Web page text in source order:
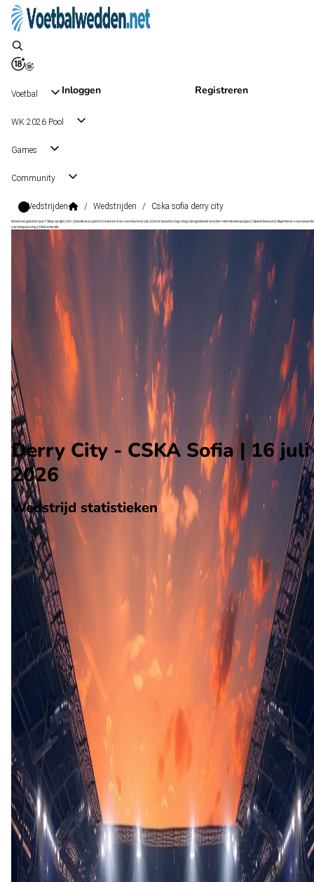
Inloggen Registreren
Voetbal
WK 2026 Pool
Games
Community
Wedstrijden / Wedstrijden / Cska sofia derry city
Wat kost gokken jou? Stop op tijd | 18+ | loketkansspel.nl | Gokken kan verslavend zijn | Deze boodschap mag niet gedeeld worden met minderjarigen | Speel bewust | Algemene
van toepassing | #Advertentie
Europa League Qualification , Internationaal
, Internationaal
CSKA Sofia
Alle wedstrijden
Derry City - CSKA Sofia
Opstellingen
Voorspelling
Voorbeschouwing
Derry City - CSKA Sofia | 16 juli
2026
Wedstrijd statistieken
Verloop
Statistieken
Eindscore (1 - 2)
Eerste helft
Tweede helft
A. Martino
N. Twisk
(K. Santos)
47'
(B. Fleming)
74'
I. Pittas (D. Evtimov)
75'
J. Zwarts (L. Godoy)
75'
J. Eto'o(P. Panayotov)
77'
J. Stott(C. Grogan)
77'
C. Dummigan(J. Olayinka)